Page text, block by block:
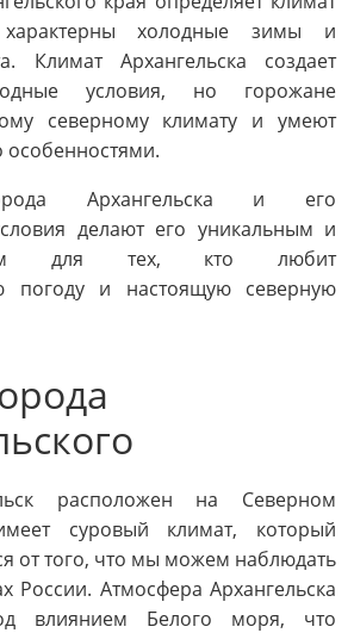
холодные зимы и
Климат Архангельска создает
условия, но горожане
северному климату и умеют
особенностями.
Архангельска и его
делают его уникальным и
для тех, кто любит
погоду и настоящую северную
расположен на Северном
суровый климат, который
от того, что мы можем наблюдать
России. Атмосфера Архангельска
влиянием Белого моря, что